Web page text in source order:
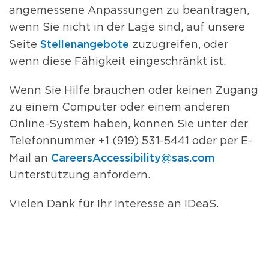
angemessene Anpassungen zu beantragen,
wenn Sie nicht in der Lage sind, auf unsere
Seite Stellenangebote zuzugreifen, oder
wenn diese Fähigkeit eingeschränkt ist.
Wenn Sie Hilfe brauchen oder keinen Zugang
zu einem Computer oder einem anderen
Online-System haben, können Sie unter der
Telefonnummer +1 (919) 531-5441 oder per E-
Mail an CareersAccessibility@sas.com
Unterstützung anfordern.
Vielen Dank für Ihr Interesse an IDeaS.